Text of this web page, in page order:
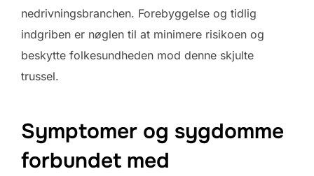
nedrivningsbranchen. Forebyggelse og tidlig
indgriben er nøglen til at minimere risikoen og
beskytte folkesundheden mod denne skjulte
trussel.
Symptomer og sygdomme
forbundet med